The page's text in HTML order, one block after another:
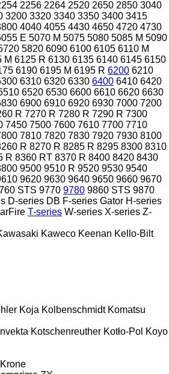
2256 2264 2520 2650 2850 3040
3200 3320 3340 3350 3400 3415
4040 4055 4430 4650 4720 4730
E 5070 M 5075 5080 5085 M 5090
5820 6090 6100 6105 6110 M
M 6125 R 6130 6135 6140 6145 6150
6190 6195 M 6195 R 6200 6210
6310 6320 6330 6400 6410 6420
6520 6530 6600 6610 6620 6630
6900 6910 6920 6930 7000 7200
R 7270 R 7280 R 7290 R 7300
7450 7500 7600 7610 7700 7710
7810 7820 7830 7920 7930 8100
R 8270 R 8285 R 8295 8300 8310
R 8360 RT 8370 R 8400 8420 8430
9500 9510 R 9520 9530 9540
9620 9630 9640 9650 9660 9670
STS 9770 9780 9860 STS 9870
D-series DB F-series Gator H-series
T-series W-series X-series Z-
Kaweco Keenan Kello-Bilt
Koja Kolbenschmidt Komatsu
Kotschenreuther Kotło-Pol Koyo
Krone